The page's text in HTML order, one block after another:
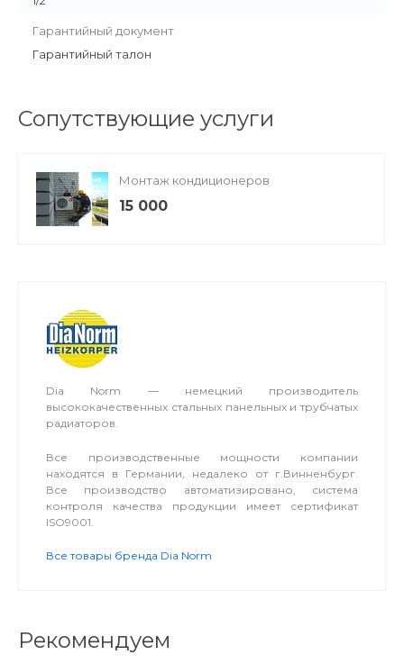
Гарантийный документ
Гарантийный талон
Сопутствующие услуги
Монтаж кондиционеров
15 000
Dia Norm — немецкий производитель
высококачественных стальных панельных и трубчатых
радиаторов.
Все производственные мощности компании
находятся в Германии, недалеко от г.Винненбург.
Все производство автоматизировано, система
контроля качества продукции имеет сертификат
ISO9001.
Все товары бренда Dia Norm
Рекомендуем